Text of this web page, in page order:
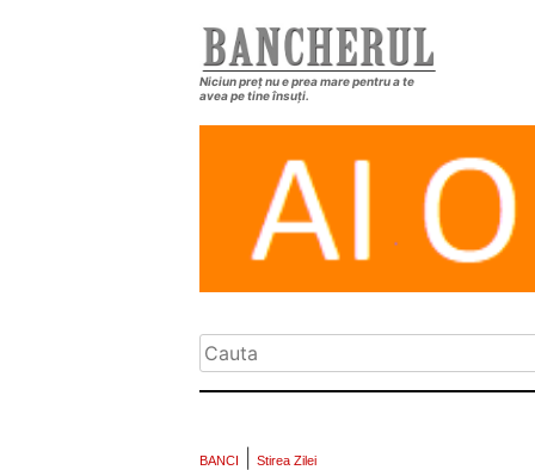
Niciun preț nu e prea mare pentru a te
avea pe tine însuți.
BANCI Stirea Zilei